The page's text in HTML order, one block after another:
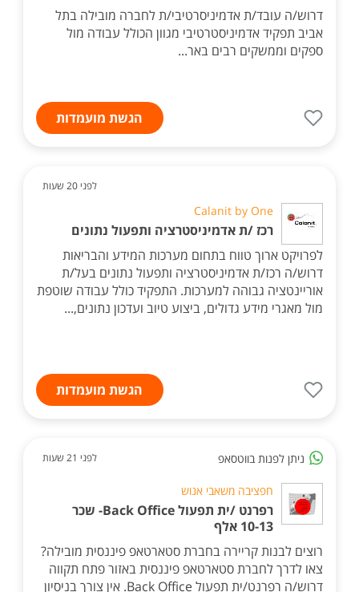
דרוש/ה עובד/ת אדמיניסרטיבי/ת לחברה מובילה בתל
אביב תפקיד אדמיניסטרטיבי מגוון הכולל עבודה מול
ספקים וממשקים רבים באר...
הגשת מועמדות
לפני 20 שעות
Calanit by One
רכז /ת אדמיניסטרציה ותפעול נתונים
לפרויקט ארוך טווח בתחום מערכות המידע והבריאות
דרוש/ה רכז/ת אדמיניסטרציה ותפעול נתונים בעל/ת
אוריינטציה גבוהה למערכות. התפקיד כולל עבודה שוטפת
מול מאגרי מידע גדולים, ביצוע טיוב ועדכון נתונים,...
הגשת מועמדות
ניתן לפנות בווטסאפ לפני 21 שעות
חפציבה משאבי אנוש
רפרנט /ית תפעול Back Office- שכר
10-13 אלף
רוצים לבנות קריירה בחברת סטארטאפ פיננסית מובילה?
צאו לדרך לחברת סטארטאפ פיננסית באזור פתח תקווה
דרוש/ה רפרנט/ית תפעול Back Office. אין צורך בניסיון